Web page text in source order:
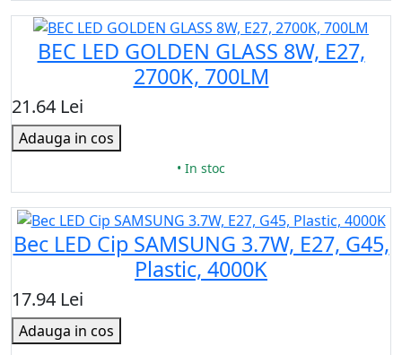
BEC LED GOLDEN GLASS 8W, E27,
2700K, 700LM
21.64 Lei
Adauga in cos
• In stoc
Bec LED Cip SAMSUNG 3.7W, E27, G45,
Plastic, 4000K
17.94 Lei
Adauga in cos